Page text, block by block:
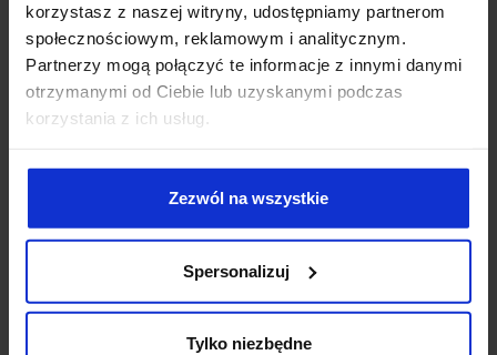
korzystasz z naszej witryny, udostępniamy partnerom
społecznościowym, reklamowym i analitycznym.
Partnerzy mogą połączyć te informacje z innymi danymi
otrzymanymi od Ciebie lub uzyskanymi podczas
korzystania z ich usług.
Zezwól na wszystkie
Spersonalizuj
Tylko niezbędne
W przeciwieństwie do RODO, jeśli chodzi o TISAX nie wystarczy
subiektywne przekonanieadministratora danych, że w
sposób odpowiedzialny zarządza on informacjami. Konieczny
jest audyt przeprowadzony przez uprawniony podmiot. Cały
proces uzyskania certyfikacji jest dosyć złożony i prezentuje
Pierwszym krokiem jest przeprowadzenie wewnętrznego
badania pod kątem kwalifikacji do audytu. Organizacja
powinna ocenić, czy spełnia warunki niezbędne do certyfikacji
TISAX. Należy też upewnić się, czy został wdrożony system
zarządzania informacjami. Choć nie jest on obligatoryjny,
zwiększa ogólne bezpieczeństwo danych i podnosi szanse na